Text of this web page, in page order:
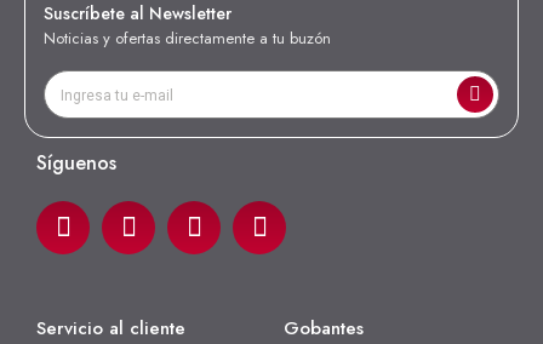
Suscríbete al Newsletter
Noticias y ofertas directamente a tu buzón
Síguenos
Servicio al cliente Gobantes